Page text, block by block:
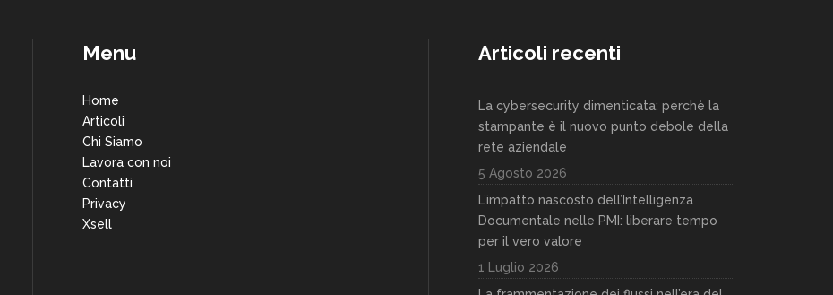
Menu
Home
Articoli
Chi Siamo
Lavora con noi
Contatti
Privacy
Xsell
Articoli recenti
La cybersecurity dimenticata: perchè la
stampante è il nuovo punto debole della
rete aziendale
5 Agosto 2026
L’impatto nascosto dell’Intelligenza
Documentale nelle PMI: liberare tempo
per il vero valore
1 Luglio 2026